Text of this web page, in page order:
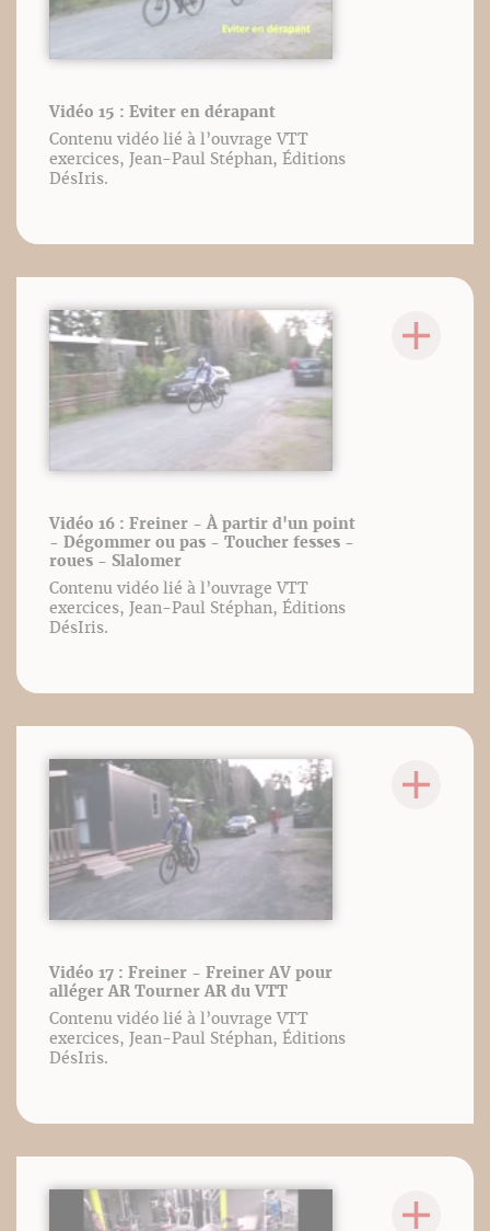
Vidéo 15 : Eviter en dérapant
Contenu vidéo lié à l’ouvrage VTT
exercices, Jean-Paul Stéphan, Éditions
DésIris.
Vidéo 16 : Freiner - À partir d'un point
- Dégommer ou pas - Toucher fesses -
roues - Slalomer
Contenu vidéo lié à l’ouvrage VTT
exercices, Jean-Paul Stéphan, Éditions
DésIris.
Vidéo 17 : Freiner - Freiner AV pour
alléger AR Tourner AR du VTT
Contenu vidéo lié à l’ouvrage VTT
exercices, Jean-Paul Stéphan, Éditions
DésIris.